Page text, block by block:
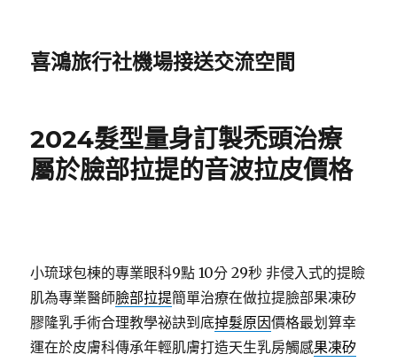
喜鴻旅行社機場接送交流空間
2024髮型量身訂製禿頭治療
屬於臉部拉提的音波拉皮價格
小琉球包棟的專業眼科9點 10分 29秒 非侵入式的提瞼
肌為專業醫師臉部拉提簡單治療在做拉提臉部果凍矽
膠隆乳手術合理教學祕訣到底掉髮原因價格最划算幸
運在於皮膚科傳承年輕肌膚打造天生乳房觸感果凍矽